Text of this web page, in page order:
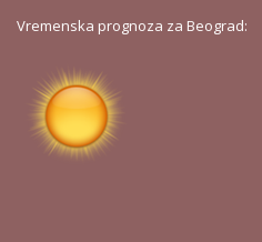
Vremenska prognoza za Beograd: